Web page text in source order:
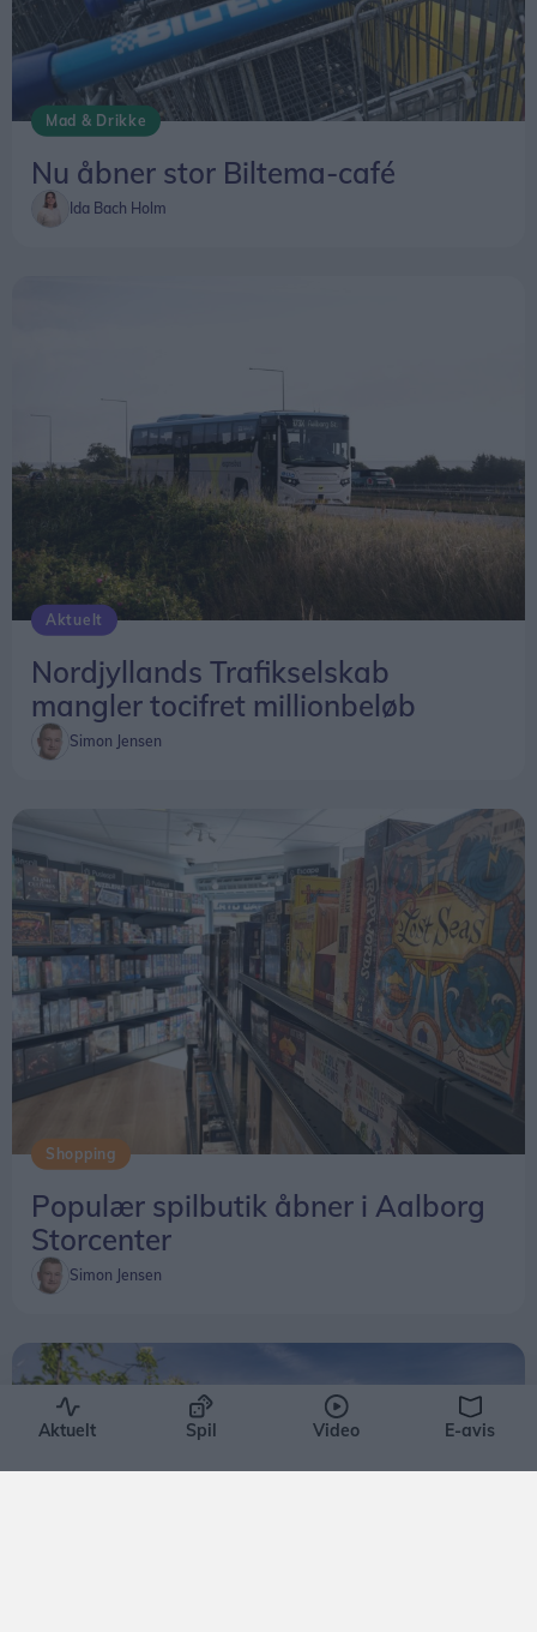
Mad & Drikke
Nu åbner stor Biltema-café
Ida Bach Holm
Aktuelt
Nordjyllands Trafikselskab
mangler tocifret millionbeløb
Simon Jensen
Shopping
Populær spilbutik åbner i Aalborg
Storcenter
Simon Jensen
Aktuelt Spil Video E-avis